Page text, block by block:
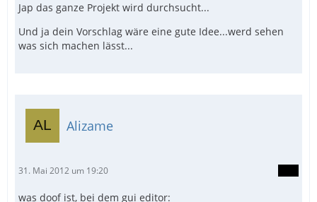
Jap das ganze Projekt wird durchsucht...
Und ja dein Vorschlag wäre eine gute Idee...werd sehen
was sich machen lässt...
Alizame
31. Mai 2012 um 19:20
was doof ist, bei dem gui editor: